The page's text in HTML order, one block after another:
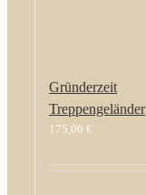
Gründerzeit
Treppengeländer
175,00 €